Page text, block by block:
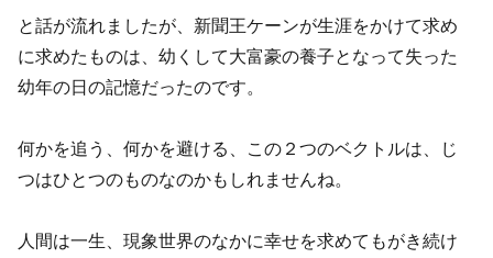
と話が流れましたが、新聞王ケーンが生涯をかけて求め
に求めたものは、幼くして大富豪の養子となって失った
幼年の日の記憶だったのです。
何かを追う、何かを避ける、この２つのベクトルは、じ
つはひとつのものなのかもしれませんね。
人間は一生、現象世界のなかに幸せを求めてもがき続け